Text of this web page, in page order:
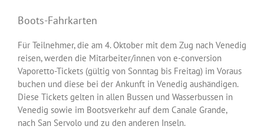
Boots-Fahrkarten
Für Teilnehmer, die am 4. Oktober mit dem Zug nach Venedig
reisen, werden die Mitarbeiter/innen von e-conversion
Vaporetto-Tickets (gültig von Sonntag bis Freitag) im Voraus
buchen und diese bei der Ankunft in Venedig aushändigen.
Diese Tickets gelten in allen Bussen und Wasserbussen in
Venedig sowie im Bootsverkehr auf dem Canale Grande,
nach San Servolo und zu den anderen Inseln.